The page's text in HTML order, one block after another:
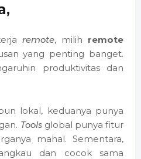
remote, milih remote
yang penting banget.
produktivitas dan
lokal, keduanya punya
Toolsglobal punya fitur
mahal. Sementara,
dan cocok sama